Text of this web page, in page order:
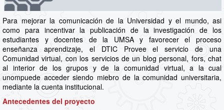
Para mejorar la comunicación de la Universidad y el mundo, asi
como para incentivar la publicación de la investigación de los
estudiantes y docentes de la UMSA y favorecer el proceso
enseñanza aprendizaje, el DTIC Provee el servicio de una
Comunidad virtual, con los servicios de un blog personal, fors, chat
al interior de los grupos y de la comunidad virtual, a la cual
unompuede acceder siendo miebro de la comunidad universitaria,
mediante la cuenta institucional.
Antecedentes del proyecto